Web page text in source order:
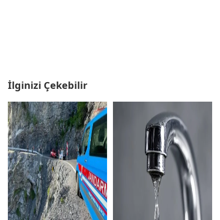
İlginizi Çekebilir